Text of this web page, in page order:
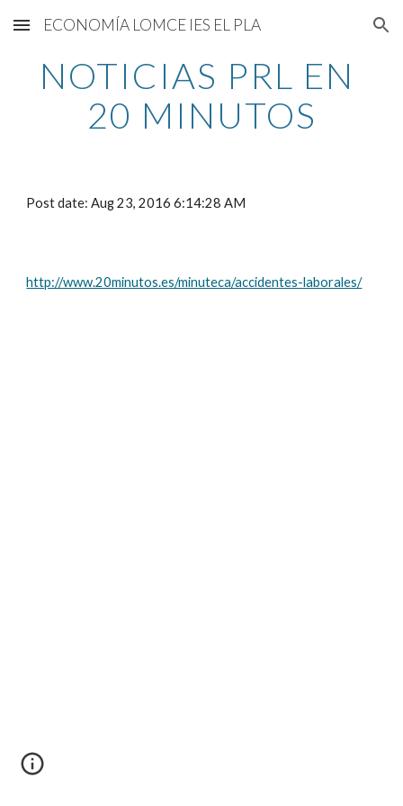
Skip to main content Skip to navigation
ECONOMÍA LOMCE IES EL PLA
NOTICIAS PRL EN
20 MINUTOS
Post date: Aug 23, 2016 6:14:28 AM
http://www.20minutos.es/minuteca/accidentes-laborales/